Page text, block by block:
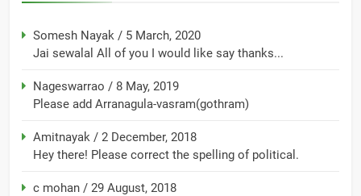
Somesh Nayak / 5 March, 2020
Jai sewalal All of you I would like say thanks...
Nageswarrao / 8 May, 2019
Please add Arranagula-vasram(gothram)
Amitnayak / 2 December, 2018
Hey there! Please correct the spelling of political.
c mohan / 29 August, 2018